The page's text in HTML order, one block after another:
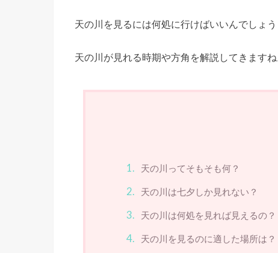
天の川を見るには何処に行けばいいんでしょう
天の川が見れる時期や方角を解説してきますね
天の川ってそもそも何？
天の川は七夕しか見れない？
天の川は何処を見れば見えるの？
天の川を見るのに適した場所は？